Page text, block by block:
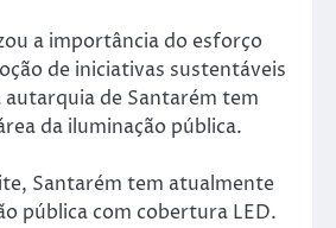
a importância do esforço
de iniciativas sustentáveis
autarquia de Santarém tem
da iluminação pública.
Santarém tem atualmente
pública com cobertura LED.